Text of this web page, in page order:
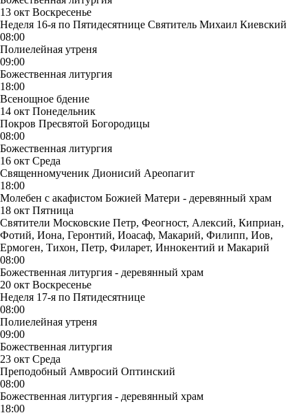
13 окт Воскресенье
Неделя 16-я по Пятидесятнице Святитель Михаил Киевский
08:00
Полиелейная утреня
09:00
Божественная литургия
18:00
Всенощное бдение
14 окт Понедельник
Покров Пресвятой Богородицы
08:00
Божественная литургия
16 окт Среда
Священномученик Дионисий Ареопагит
18:00
Молебен с акафистом Божией Матери - деревянный храм
18 окт Пятница
Святители Московские Петр, Феогност, Алексий, Киприан,
Фотий, Иона, Геронтий, Иоасаф, Макарий, Филипп, Иов,
Ермоген, Тихон, Петр, Филарет, Иннокентий и Макарий
08:00
Божественная литургия - деревянный храм
20 окт Воскресенье
Неделя 17-я по Пятидесятнице
08:00
Полиелейная утреня
09:00
Божественная литургия
23 окт Среда
Преподобный Амвросий Оптинский
08:00
Божественная литургия - деревянный храм
18:00